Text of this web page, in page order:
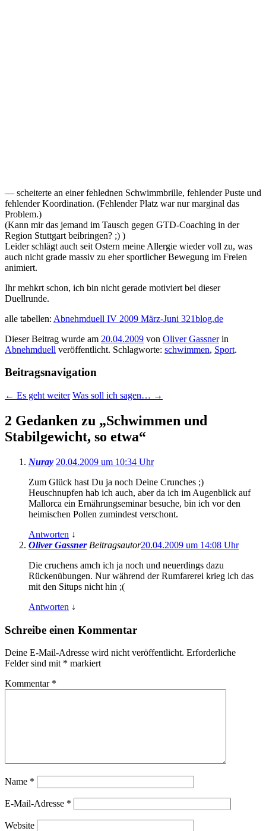
— scheiterte an einer fehlednen Schwimmbrille, fehlender Puste und
fehlender Koordination. (Fehlender Platz war nur marginal das
Problem.)
(Kann mir das jemand im Tausch gegen GTD-Coaching in der
Region Stuttgart beibringen? ;) )
Leider schlägt auch seit Ostern meine Allergie wieder voll zu, was
auch nicht grade massiv zu eher sportlicher Bewegung im Freien
animiert.
Ihr mehkrt schon, ich bin nicht gerade motiviert bei dieser
Duellrunde.
alle tabellen: Abnehmduell IV 2009 März-Juni 321blog.de
Dieser Beitrag wurde am 20.04.2009 von Oliver Gassnerin
Abnehmduell veröffentlicht. Schlagworte: schwimmen, Sport.
Beitragsnavigation
← Es geht weiter Was soll ich sagen… →
2 Gedanken zu „Schwimmen und
Stabilgewicht, so etwa“
Nuray 20.04.2009 um 10:34 Uhr
Zum Glück hast Du ja noch Deine Crunches ;)
Heuschnupfen hab ich auch, aber da ich im Augenblick auf
Mallorca ein Ernährungseminar besuche, bin ich vor den
heimischen Pollen zumindest verschont.
Antworten ↓
Oliver Gassner Beitragsautor20.04.2009 um 14:08 Uhr
Die cruchens amch ich ja noch und neuerdings dazu
Rückenübungen. Nur während der Rumfarerei krieg ich das
mit den Situps nicht hin ;(
Antworten ↓
Schreibe einen Kommentar
Deine E-Mail-Adresse wird nicht veröffentlicht. Erforderliche
Felder sind mit * markiert
Kommentar *
Name *
E-Mail-Adresse *
Website